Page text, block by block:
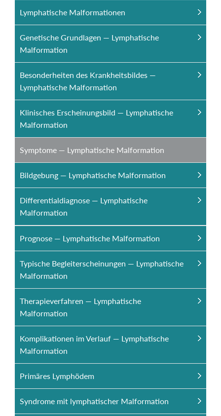
Lymphatische Malformationen
Genetische Grundlagen — Lymphatische
Malformation
Besonderheiten des Krankheitsbildes —
Lymphatische Malformation
Klinisches Erscheinungsbild — Lymphatische
Malformation
Symptome — Lymphatische Malformation
Bildgebung — Lymphatische Malformation
Differentialdiagnose — Lymphatische
Malformation
Prognose — Lymphatische Malformation
Typische Begleiterscheinungen — Lymphatische
Malformation
Therapieverfahren — Lymphatische
Malformation
Komplikationen im Verlauf — Lymphatische
Malformation
Primäres Lymphödem
Syndrome mit lymphatischer Malformation